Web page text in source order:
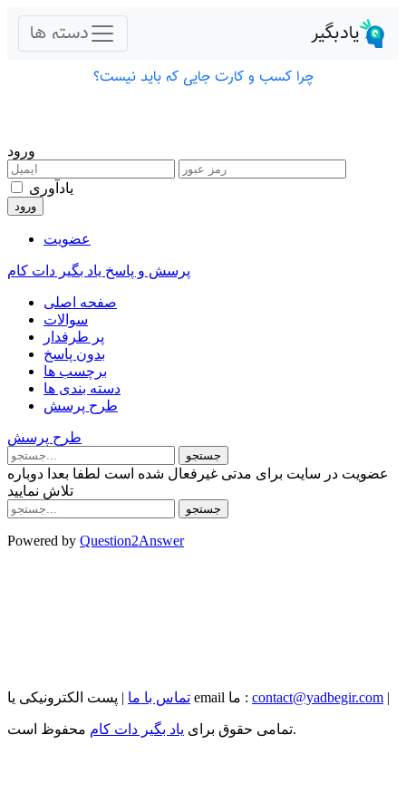
ورود
یادآوری
عضویت
پرسش و پاسخ یاد بگیر دات کام
صفحه اصلی
سوالات
پر طرفدار
بدون پاسخ
برچسب ها
دسته بندی ها
طرح پرسش
طرح پرسش
عضویت در سایت برای مدتی غیرفعال شده است لطفا بعدا دوباره
تلاش نمایید
Powered by Question2Answer
تماس با ما | پست الکترونیکی یا email ما : contact@yadbegir.com |
تمامی حقوق برای یاد بگیر دات کام
محفوظ است.